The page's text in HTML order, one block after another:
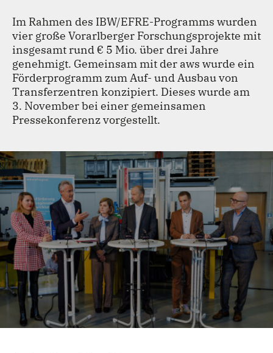
PODCASTS
TEAM
KONTAKT
Im Rahmen des IBW/EFRE-Programms wurden
vier große Vorarlberger Forschungsprojekte mit
insgesamt rund € 5 Mio. über drei Jahre
genehmigt. Gemeinsam mit der aws wurde ein
Förderprogramm zum Auf- und Ausbau von
Transferzentren konzipiert. Dieses wurde am
3. November bei einer gemeinsamen
Pressekonferenz vorgestellt.